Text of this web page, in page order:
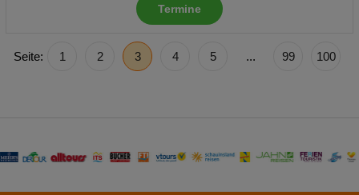
Termine
Seite: 1 2 3 4 5 ... 99 100